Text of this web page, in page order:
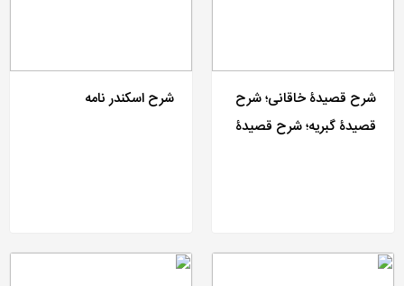
شرح قصیدۀ خاقانی؛ شرح
قصیدۀ گبریه؛ شرح قصیدۀ
شرح اسکندر نامه